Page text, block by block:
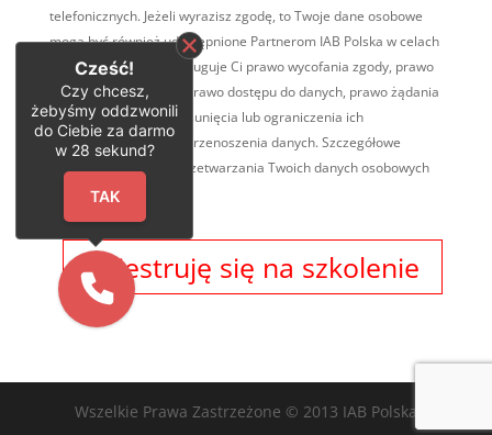
telefonicznych. Jeżeli wyrazisz zgodę, to Twoje dane osobowe
mogą być również udostępnione Partnerom IAB Polska w celach
marketingowych. Przysługuje Ci prawo wycofania zgody, prawo
wniesienia sprzeciwu, prawo dostępu do danych, prawo żądania
ich sprostowania, ich usunięcia lub ograniczenia ich
przetwarzania, prawo przenoszenia danych. Szczegółowe
informacje na temat przetwarzania Twoich danych osobowych
Wszelkie Prawa Zastrzeżone © 2013 IAB Polska
Cześć!
Czy chcesz,
żebyśmy oddzwonili
do Ciebie za darmo
w 28 sekund?
TAK